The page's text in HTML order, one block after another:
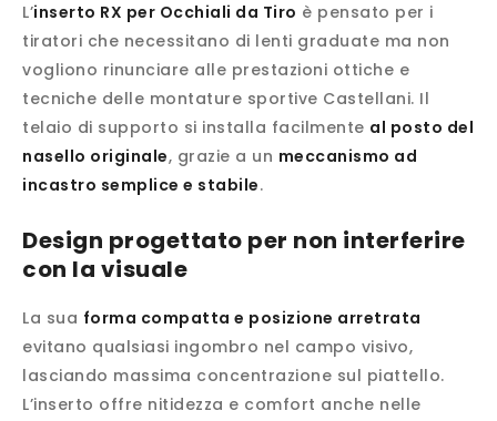
L’inserto RX per Occhiali da Tiro è pensato per i
tiratori che necessitano di lenti graduate ma non
vogliono rinunciare alle prestazioni ottiche e
tecniche delle montature sportive Castellani. Il
telaio di supporto si installa facilmente al posto del
nasello originale, grazie a un meccanismo ad
incastro semplice e stabile.
Design progettato per non interferire
con la visuale
La sua forma compatta e posizione arretrata
evitano qualsiasi ingombro nel campo visivo,
lasciando massima concentrazione sul piattello.
L’inserto offre nitidezza e comfort anche nelle